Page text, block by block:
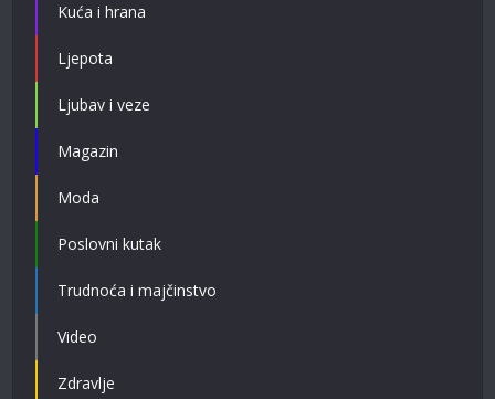
Kuća i hrana
Ljepota
Ljubav i veze
Magazin
Moda
Poslovni kutak
Trudnoća i majčinstvo
Video
Zdravlje